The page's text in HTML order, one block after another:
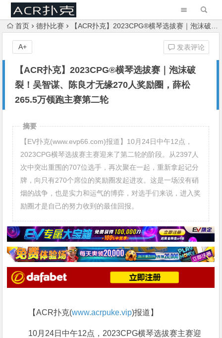
首页 德扑比赛 【ACR扑克】2023CPG®横琴选拔赛｜泡沫破裂！吴智谋、陈良才无缘270人奖励圈，薛松265.5万领跑主赛第二轮
【ACR扑克】2023CPG®横琴选拔赛｜泡沫破
裂！吴智谋、陈良才无缘270人奖励圈，薛松
265.5万领跑主赛第二轮
发表评论
A+
摘要
【EV扑克(www.evp66.com)报道】10月24日中午12点，
2023CPG横琴选拔赛主赛迎来了第二轮的阶段。从2397人
次中突出重围的707位选手，再次聚在一起，重新拿起记分
牌，向只有270个席位的奖励圈发起进攻。这是一场没有硝
烟的战争，也是实力和运气的博弈，对选手们来说，进入奖
励圈才是自己的努力收到的最佳回报。
【ACR扑克(www.acrpuke.vip)报道】
10月24日中午12点，2023CPG横琴选拔赛主赛迎